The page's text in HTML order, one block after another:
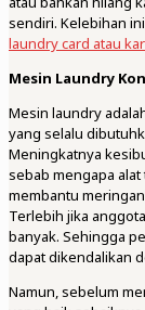
sendiri. Kelebihan
laundry card atau
Mesin Laundry
Mesin laundry
yang selalu
Meningkatnya
sebab mengapa
membantu
Terlebih jika
banyak. Sehingga
dapat dikendalikan
Namun, sebelum